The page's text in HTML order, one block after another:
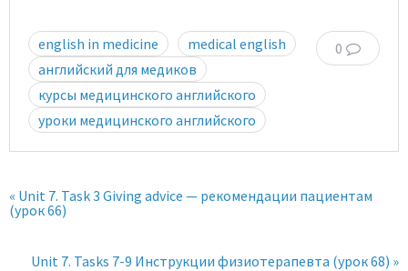
0
english in medicine
medical english
английский для медиков
курсы медицинского английского
уроки медицинского английского
« Unit 7. Task 3 Giving advice — рекомендации пациентам
(урок 66)
Unit 7. Tasks 7-9 Инструкции физиотерапевта (урок 68) »